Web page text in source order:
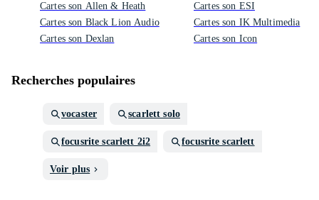
Cartes son Allen & Heath
Cartes son Black Lion Audio
Cartes son Dexlan
Cartes son ESI
Cartes son IK Multimedia
Cartes son Icon
Recherches populaires
vocaster scarlett solo
focusrite scarlett 2i2 focusrite scarlett
Voir plus